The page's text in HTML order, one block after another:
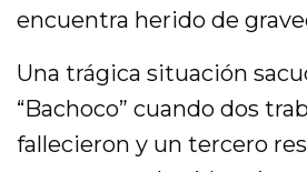
encuentra herido de
Una trágica situación
“Bachoco” cuando dos
fallecieron y un tercero